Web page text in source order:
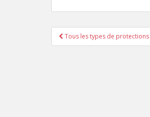
Navigation
de
Tous les types de